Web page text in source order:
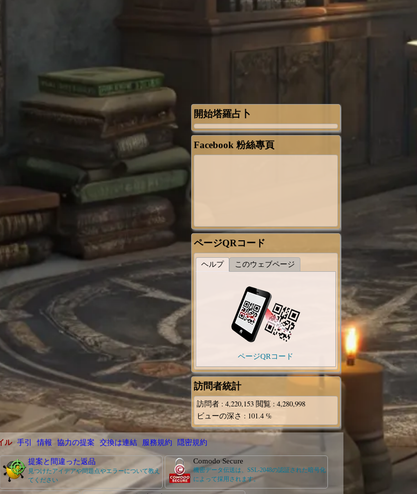
開始塔羅占卜
Facebook 粉絲專頁
ページQRコード
ヘルプ このウェブページ
ページQRコード
訪問者統計
訪問者: 4,220,153 閲覧: 4,280,998
ビューの深さ : 101.4 %
ル 手引 情報 協力の提案 交換は連結 服務規約 隠密規約
提案と間違った返品
見つけたアイデアや問題点やエラーについて教え
てください
Comodo Secure
機密データ伝送は、SSL-2048の認証された暗号化
によって採用されます。